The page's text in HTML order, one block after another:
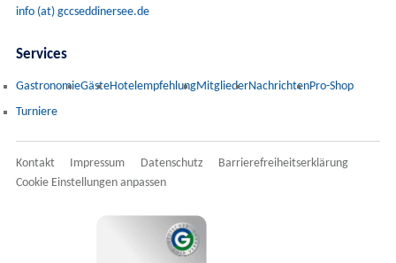
info (at) gccseddinersee.de
Services
GastronomieGästeHotelempfehlungMitgliederNachrichtenPro-Shop
Turniere
Kontakt Impressum Datenschutz
Barrierefreiheitserklärung
Cookie Einstellungen anpassen